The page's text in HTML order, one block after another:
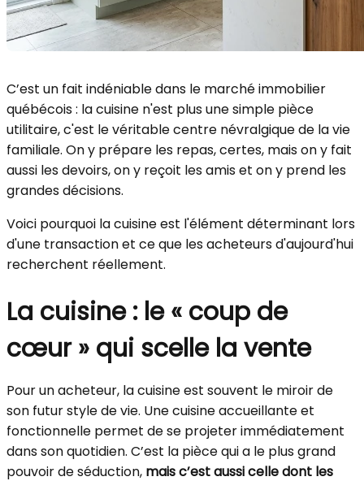
C’est un fait indéniable dans le marché immobilier
québécois : la cuisine n'est plus une simple pièce
utilitaire, c'est le véritable centre névralgique de la vie
familiale. On y prépare les repas, certes, mais on y fait
aussi les devoirs, on y reçoit les amis et on y prend les
grandes décisions.
Voici pourquoi la cuisine est l'élément déterminant lors
d'une transaction et ce que les acheteurs d'aujourd'hui
recherchent réellement.
La cuisine : le « coup de
cœur » qui scelle la vente
Pour un acheteur, la cuisine est souvent le miroir de
son futur style de vie. Une cuisine accueillante et
fonctionnelle permet de se projeter immédiatement
dans son quotidien. C’est la pièce qui a le plus grand
pouvoir de séduction, mais c’est aussi celle dont les